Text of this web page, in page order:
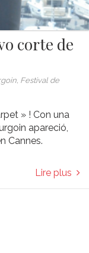
corte de
Festival de
» ! Con una
apareció,
Cannes.
Lire plus